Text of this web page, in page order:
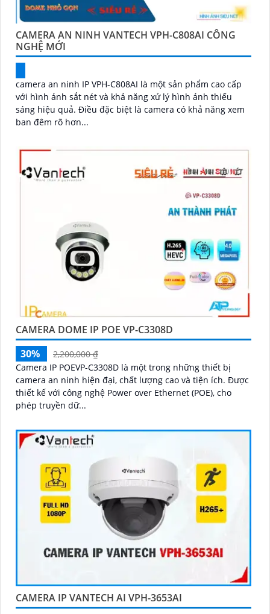
CAMERA AN NINH VANTECH VPH-C808AI CÔNG
NGHỆ MỚI
camera an ninh IP VPH-C808AI là một sản phẩm cao cấp
với hình ảnh sắt nét và khả năng xử lý hình ảnh thiếu
sáng hiệu quả. Điều đặc biệt là camera có khả năng xem
ban đêm rõ hơn...
CAMERA DOME IP POE VP-C3308D
30%
2,200,000 ₫
Camera IP POEVP-C3308D là một trong những thiết bị
camera an ninh hiện đại, chất lượng cao và tiện ích. Được
thiết kế với công nghệ Power over Ethernet (POE), cho
phép truyền dữ...
CAMERA IP VANTECH AI VPH-3653AI